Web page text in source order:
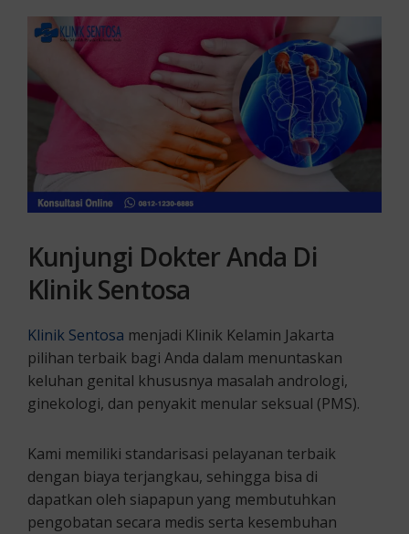
Kunjungi Dokter Anda Di
Klinik Sentosa
Klinik Sentosa menjadi Klinik Kelamin Jakarta
pilihan terbaik bagi Anda dalam menuntaskan
keluhan genital khususnya masalah andrologi,
ginekologi, dan penyakit menular seksual (PMS).
Kami memiliki standarisasi pelayanan terbaik
dengan biaya terjangkau, sehingga bisa di
dapatkan oleh siapapun yang membutuhkan
pengobatan secara medis serta kesembuhan